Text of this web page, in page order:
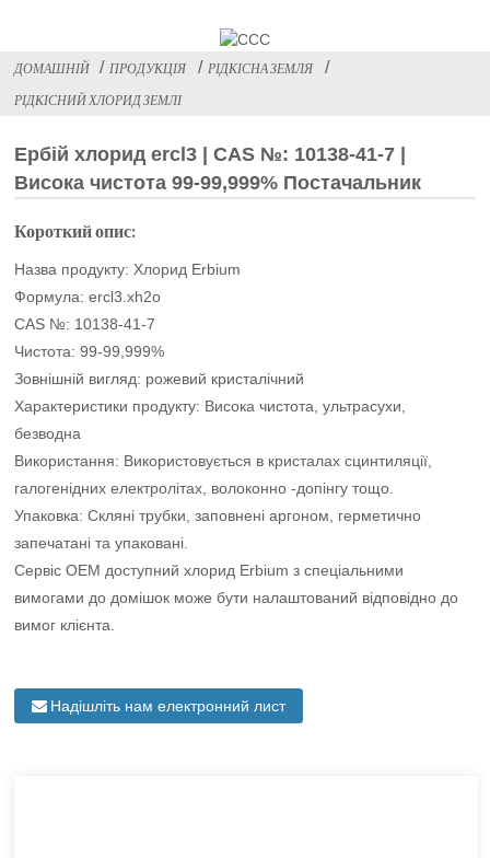
ДОМАШНІЙ ПРОДУКЦІЯ
РІДКІСНА ЗЕМЛЯ
РІДКІСНИЙ ХЛОРИД ЗЕМЛІ
Ербій хлорид ercl3 | CAS №: 10138-41-7 |
Висока чистота 99-99,999% Постачальник
Короткий опис:
Назва продукту: Хлорид Erbium
Формула: ercl3.xh2o
CAS №: 10138-41-7
Чистота: 99-99,999%
Зовнішній вигляд: рожевий кристалічний
Характеристики продукту: Висока чистота, ультрасухи,
безводна
Використання: Використовується в кристалах сцинтиляції,
галогенідних електролітах, волоконно -допінгу тощо.
Упаковка: Скляні трубки, заповнені аргоном, герметично
запечатані та упаковані.
Сервіс OEM доступний хлорид Erbium з спеціальними
вимогами до домішок може бути налаштований відповідно до
вимог клієнта.
Надішліть нам електронний лист